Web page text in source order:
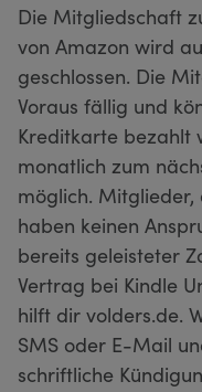
Die Mitgliedschaft
von Amazon wird
geschlossen. Die
Voraus fällig und
Kreditkarte bezahlt
monatlich zum
möglich.
haben keinen
bereits geleisteter
Vertrag bei Kindle
hilft dir volders.de.
SMS oder E-Mail
schriftliche